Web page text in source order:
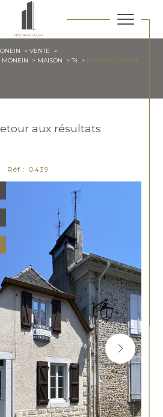
VENTE
MONEIN MAISON T4 MONEIN CENTRE
aux résultats
Réf : 0439